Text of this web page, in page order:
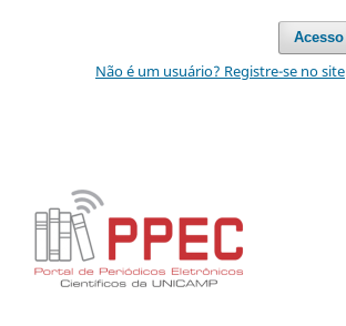
Acesso
Não é um usuário? Registre-se no site